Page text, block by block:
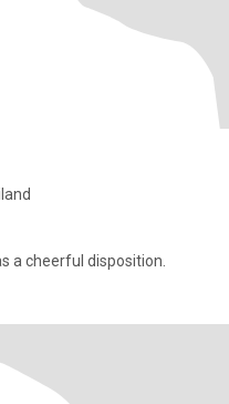
a cheerful disposition.